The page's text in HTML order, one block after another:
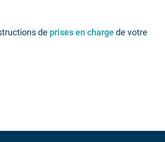
de prises en charge de votre